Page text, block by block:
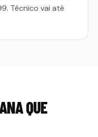
Técnico vai até
QUE